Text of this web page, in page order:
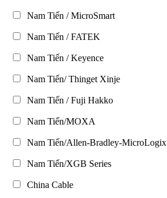
Nam Tiến / MicroSmart
Nam Tiến / FATEK
Nam Tiến / Keyence
Nam Tiến/ Thinget Xinje
Nam Tiến / Fuji Hakko
Nam Tiến/MOXA
Nam Tiến/Allen-Bradley-MicroLogix
Nam Tiến/XGB Series
China Cable